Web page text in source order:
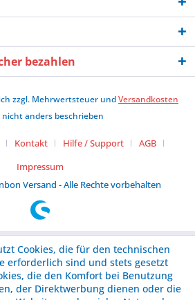
bezahlen
zzgl. Mehrwertsteuer undVersandkosten
anders beschrieben
Kontakt Hilfe / Support
AGB
Impressum
Versand - Alle Rechte vorbehalten
Cookies, die für den technischen
erforderlich sind und stets gesetzt
die den Komfort bei Benutzung
der Direktwerbung dienen oder die